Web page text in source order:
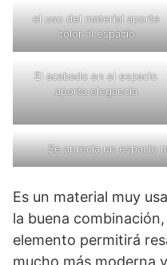
el uso del material aporte
color al espacio
El acabado en el espacio
aporta elegancia
Se aprecia un espacio
Es un material muy
la buena
elemento permitirá
mucho más moderna